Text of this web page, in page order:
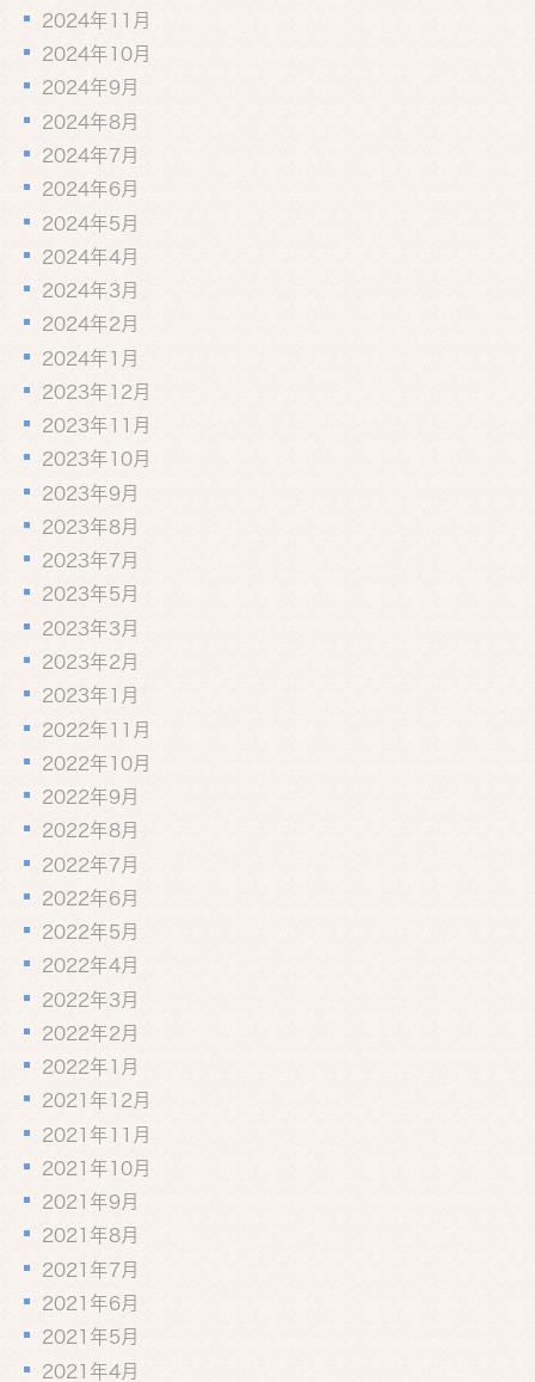
2024年11月
2024年10月
2024年9月
2024年8月
2024年7月
2024年6月
2024年5月
2024年4月
2024年3月
2024年2月
2024年1月
2023年12月
2023年11月
2023年10月
2023年9月
2023年8月
2023年7月
2023年5月
2023年3月
2023年2月
2023年1月
2022年11月
2022年10月
2022年9月
2022年8月
2022年7月
2022年6月
2022年5月
2022年4月
2022年3月
2022年2月
2022年1月
2021年12月
2021年11月
2021年10月
2021年9月
2021年8月
2021年7月
2021年6月
2021年5月
2021年4月